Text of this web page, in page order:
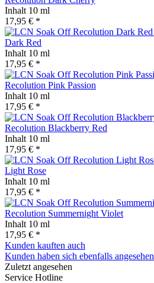
Inhalt 10 ml
17,95 € *
Dark Red
Inhalt 10 ml
17,95 € *
Recolution Pink Passion
Inhalt 10 ml
17,95 € *
Recolution Blackberry Red
Inhalt 10 ml
17,95 € *
Light Rose
Inhalt 10 ml
17,95 € *
Recolution Summernight Violet
Inhalt 10 ml
17,95 € *
Kunden kauften auch
Kunden haben sich ebenfalls angesehen
Zuletzt angesehen
Service Hotline